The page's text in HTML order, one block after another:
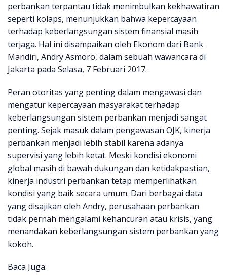
perbankan terpantau tidak menimbulkan kekhawatiran
seperti kolaps, menunjukkan bahwa kepercayaan
terhadap keberlangsungan sistem finansial masih
terjaga. Hal ini disampaikan oleh Ekonom dari Bank
Mandiri, Andry Asmoro, dalam sebuah wawancara di
Jakarta pada Selasa, 7 Februari 2017.
Peran otoritas yang penting dalam mengawasi dan
mengatur kepercayaan masyarakat terhadap
keberlangsungan sistem perbankan menjadi sangat
penting. Sejak masuk dalam pengawasan OJK, kinerja
perbankan menjadi lebih stabil karena adanya
supervisi yang lebih ketat. Meski kondisi ekonomi
global masih di bawah dukungan dan ketidakpastian,
kinerja industri perbankan tetap memperlihatkan
kondisi yang baik secara umum. Dari berbagai data
yang disajikan oleh Andry, perusahaan perbankan
tidak pernah mengalami kehancuran atau krisis, yang
menandakan keberlangsungan sistem perbankan yang
kokoh.
Baca Juga: